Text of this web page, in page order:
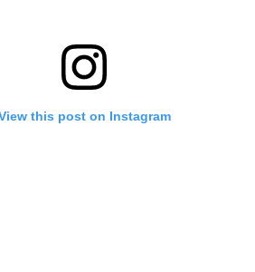
this post on Instagram